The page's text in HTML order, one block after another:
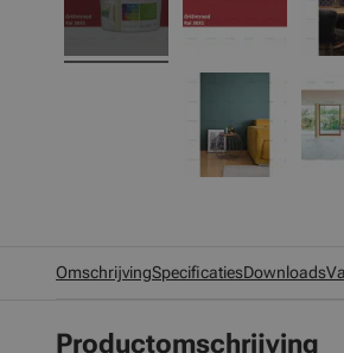
OmschrijvingSpecificatiesDownloads
Productomschrijving